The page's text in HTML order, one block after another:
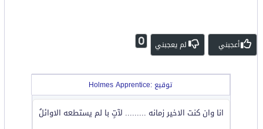
أعجبني لم يعجبني 0
توقيع :Holmes Apprentice
انا وان كنت الاخير زمانه ......... لآتٍ با لم يستطعه الاوائلُ